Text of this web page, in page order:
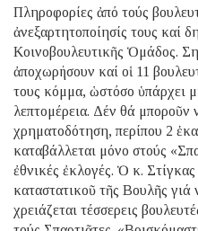
Πληροφορίες ἀπό τούς
ἀνεξαρτητοποίησίς τους καί
Kοινοβουλευτικῆς Ὁμάδος.
ἀποχωρήσουν καί οἱ 11
τους κόμμα, ὡστόσο ὑπάρχει
λεπτομέρεια. Δέν θά μποροῦν
χρηματοδότηση, περίπου 2
καταβάλλεται μόνο στούς
ἐθνικές ἐκλογές. Ὁ κ.
καταστατικοῦ τῆς Βουλῆς γιά
χρειάζεται τέσσερεις